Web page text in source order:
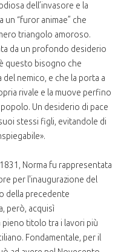
dell’invasore e la
un “furor animae” che
triangolo amoroso.
da un profondo desiderio
è questo bisogno che
del nemico, e che la porta a
rivale e la muove perfino
Un desiderio di pace
stessi figli, evitandole di
Norma fu rappresentata
per l'inaugurazione del
della precedente
però, acquisì
titolo tra i lavori più
Fondamentale, per il